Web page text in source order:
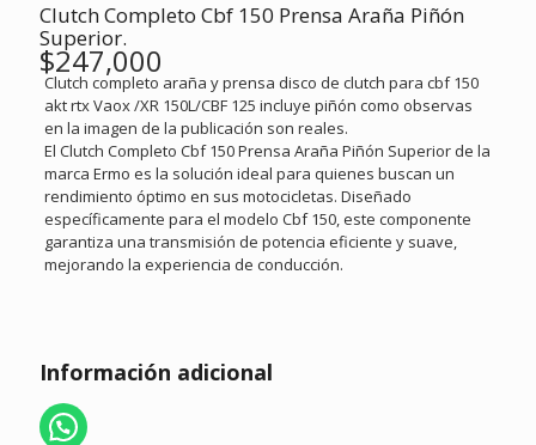
opciones
pueden
elegir
en
la
página
de
producto
Clutch Completo Cbf 150 Prensa Araña Piñón
Superior.
$247,000
Clutch completo araña y prensa disco de clutch para cbf 150
akt rtx Vaox /XR 150L/CBF 125 incluye piñón como observas
en la imagen de la publicación son reales.
El Clutch Completo Cbf 150 Prensa Araña Piñón Superior de la
marca Ermo es la solución ideal para quienes buscan un
rendimiento óptimo en sus motocicletas. Diseñado
específicamente para el modelo Cbf 150, este componente
garantiza una transmisión de potencia eficiente y suave,
mejorando la experiencia de conducción.
Información adicional